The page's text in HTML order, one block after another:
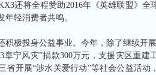
还将全程赞助2016年《英雄联盟》全
轻消费者共鸣。
积极投身公益事业。今年，除了继续开
阜宁风灾”捐款300万元，支援灾区重建
省开展“涉水关爱行动”等社会公益活动